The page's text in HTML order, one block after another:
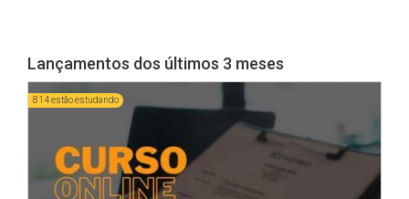
Lançamentos dos últimos 3 meses
814 estão estudando